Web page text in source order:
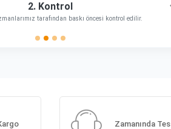
2. Kontrol
tarafından baskı öncesi kontrol edilir.
Zamanında